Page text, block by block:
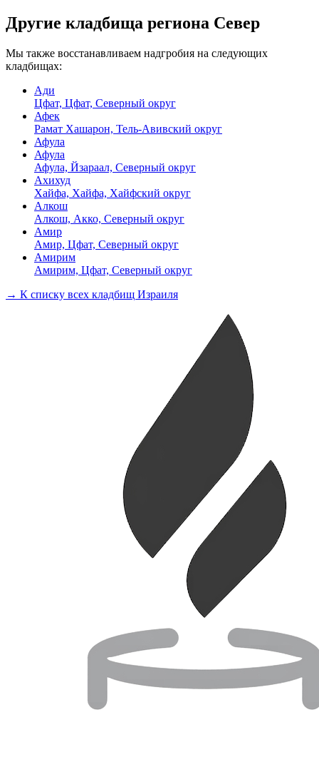
Другие кладбища региона Север
Мы также восстанавливаем надгробия на следующих
кладбищах:
Ади
Цфат, Цфат, Северный округ
Афек
Рамат Хашарон, Тель-Авивский округ
Афула
Афула
Афула, Йзараал, Северный округ
Ахихуд
Хайфа, Хайфа, Хайфский округ
Алкош
Алкош, Акко, Северный округ
Амир
Амир, Цфат, Северный округ
Амирим
Амирим, Цфат, Северный округ
→ К списку всех кладбищ Израиля